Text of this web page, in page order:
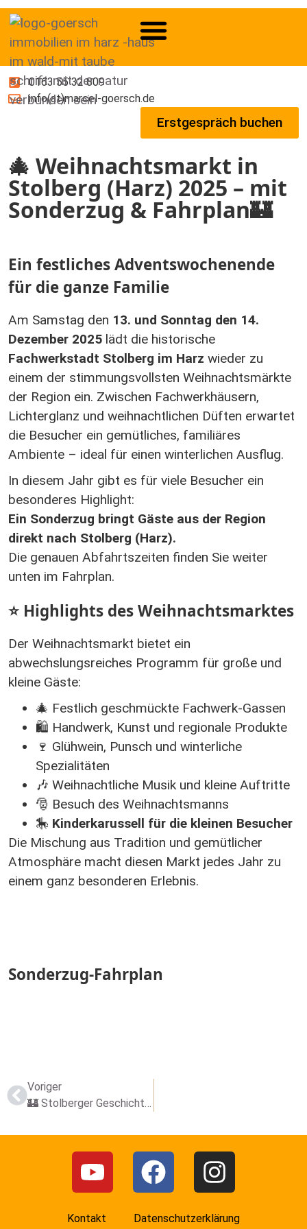
0163 55 32 809
info(at)marcel-goersch.de
Erstgespräch buchen
🎄 Weihnachtsmarkt in
Stolberg (Harz) 2025 – mit
Sonderzug & Fahrplan🏰
Ein festliches Adventswochenende
für die ganze Familie
Am Samstag den 13. und Sonntag den 14.
Dezember 2025 lädt die historische
Fachwerkstadt Stolberg im Harz wieder zu
einem der stimmungsvollsten Weihnachtsmärkte
der Region ein. Zwischen Fachwerkhäusern,
Lichterglanz und weihnachtlichen Düften erwartet
die Besucher ein gemütliches, familiäres
Ambiente – ideal für einen winterlichen Ausflug.
In diesem Jahr gibt es für viele Besucher ein
besonderes Highlight:
Ein Sonderzug bringt Gäste aus der Region
direkt nach Stolberg (Harz).
Die genauen Abfahrtszeiten finden Sie weiter
unten im Fahrplan.
⭐ Highlights des Weihnachtsmarktes
Der Weihnachtsmarkt bietet ein
abwechslungsreiches Programm für große und
kleine Gäste:
🎄 Festlich geschmückte Fachwerk-Gassen
🛍️ Handwerk, Kunst und regionale Produkte
🍷 Glühwein, Punsch und winterliche
Spezialitäten
🎶 Weihnachtliche Musik und kleine Auftritte
🎅 Besuch des Weihnachtsmanns
🎠 Kinderkarussell für die kleinen Besucher
Die Mischung aus Tradition und gemütlicher
Atmosphäre macht diesen Markt jedes Jahr zu
einem ganz besonderen Erlebnis.
Sonderzug-Fahrplan
Voriger
🏰 Stolberger Geschichte erleben – Einblicke in die neue Dauerausstellung
Kontakt Datenschutzerklärung